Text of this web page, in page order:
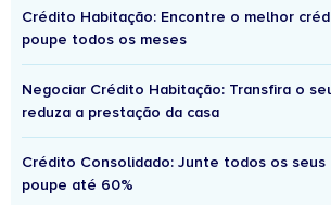
Crédito Habitação: Encontre o melhor
poupe todos os meses
Negociar Crédito Habitação: Transfira o
reduza a prestação da casa
Crédito Consolidado: Junte todos os seus
poupe até 60%